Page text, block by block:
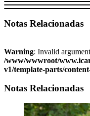
Notas Relacionadas
Warning: Invalid
/www/wwwroot/
v1/template-parts/
Notas Relacionadas